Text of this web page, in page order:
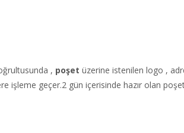
, poşet üzerine istenilen logo ,
işleme geçer.2 gün içerisinde hazır olan